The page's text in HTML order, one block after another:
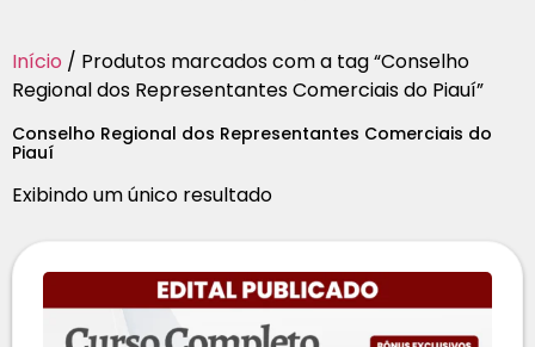
Início / Produtos marcados com a tag “Conselho
Regional dos Representantes Comerciais do Piauí”
Conselho Regional dos Representantes Comerciais do
Piauí
Exibindo um único resultado